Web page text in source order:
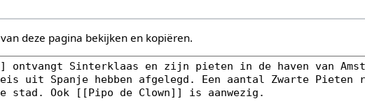
deze pagina bekijken en kopiëren.